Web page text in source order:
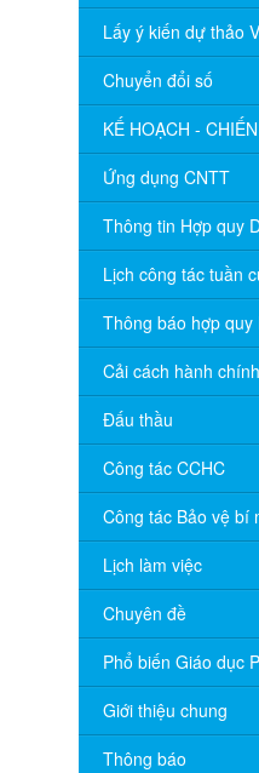
Lấy ý kiến dự thảo
Chuyển đổi số
KẾ HOẠCH -
Ứng dụng CNTT
Thông tin Hợp quy
Lịch công tác tuần
Thông báo hợp quy
Cải cách hành chính
Đấu thầu
Công tác CCHC
Công tác Bảo vệ bí
Lịch làm việc
Chuyên đề
Phổ biến Giáo dục
Giới thiệu chung
Thông báo
V/v đề nghị báo cáo
phối, nhãn hiệu
mua bán khí trên địa
(nhắc lần 2).
Thông báo bán
theo hình thức chỉ định